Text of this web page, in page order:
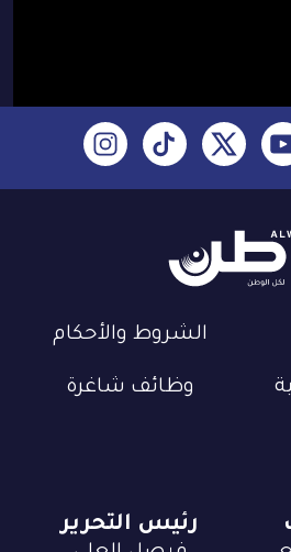
الشروط والأحكام
وظائف شاغرة
رئيس التحرير